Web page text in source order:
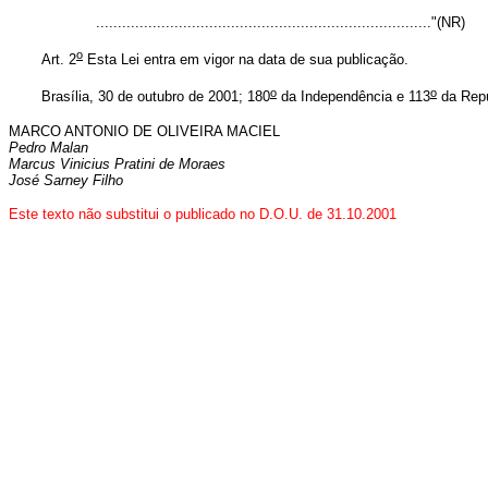
............................................................................."(NR)
Art. 2o Esta Lei entra em vigor na data de sua publicação.
Brasília, 30 de outubro de 2001; 180o da Independência e 113o da
MARCO ANTONIO DE OLIVEIRA MACIEL
Pedro Malan
Marcus Vinicius Pratini de Moraes
José Sarney Filho
Este texto não substitui o publicado no D.O.U. de 31.10.2001